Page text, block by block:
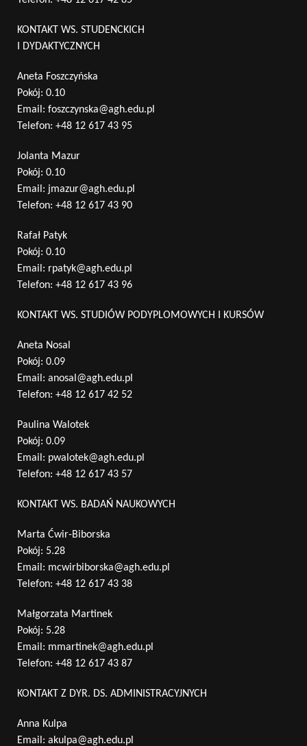
KONTAKT WS. STUDENCKICH
I DYDAKTYCZNYCH
Aneta Foszczyńska
Pokój: 0.10
Email: foszczynska@agh.edu.pl
Telefon: +48 12 617 43 95
Jolanta Mazur
Pokój: 0.10
Email: jmazur@agh.edu.pl
Telefon: +48 12 617 43 90
Rafał Patyk
Pokój: 0.10
Email: rpatyk@agh.edu.pl
Telefon: +48 12 617 43 96
KONTAKT WS. STUDIÓW PODYPLOMOWYCH I KURSÓW
Aneta Nosal
Pokój: 0.09
Email: anosal@agh.edu.pl
Telefon: +48 12 617 42 52
Paulina Walotek
Pokój: 0.09
Email: pwalotek@agh.edu.pl
Telefon: +48 12 617 43 57
KONTAKT WS. BADAŃ NAUKOWYCH
Marta Ćwir-Biborska
Pokój: 5.28
Email: mcwirbiborska@agh.edu.pl
Telefon: +48 12 617 43 38
Małgorzata Martinek
Pokój: 5.28
Email: mmartinek@agh.edu.pl
Telefon: +48 12 617 43 87
KONTAKT Z DYR. DS. ADMINISTRACYJNYCH
Anna Kulpa
Email: akulpa@agh.edu.pl